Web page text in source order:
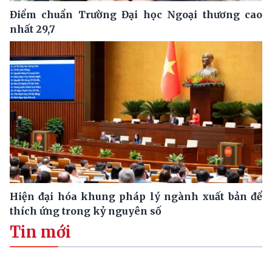
Điểm chuẩn Trường Đại học Ngoại thương cao
nhất 29,7
Hiện đại hóa khung pháp lý ngành xuất bản để
thích ứng trong kỷ nguyên số
Tin mới